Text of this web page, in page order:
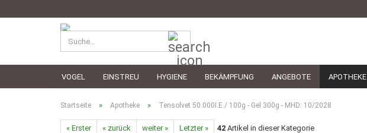
VOGEL EINSTREU HYGIENE BEKÄMPFUNG ANGEBOTE APOTHEKE
Startseite » Apotheke » Tensolvet 50.000I.E./ 100g - Gel 300g - MHD: 10/2028
« Erster « zurück weiter » Letzter » 42 Artikel in dieser Kategorie